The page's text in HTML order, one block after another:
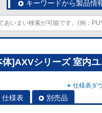
キーワードから製品情
]AXVシリーズ 室内
仕様表ダ
仕様表 別売品